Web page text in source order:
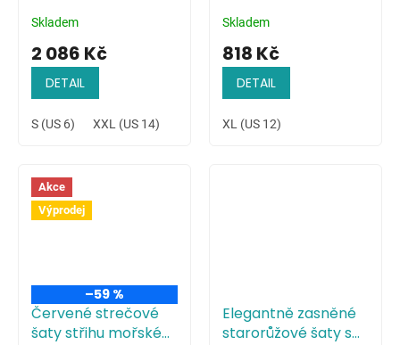
potiskem
Skladem
2 086 Kč
DETAIL
S (US 6) XXL (US 14)
Skladem
818 Kč
DETAIL
XL (US 12)
Akce
Výprodej
–59 %
Červené strečové
šaty střihu mořské
Elegantně zasněné
starorůžové šaty s